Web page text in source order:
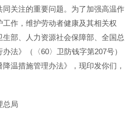
关注的重要问题。为了加强高温作
作，维护劳动者健康及其相关权
部、人力资源社会保障部、全国总
法》（〈60〉卫防钱字第207号）
温措施管理办法》，现印发你们，
总局